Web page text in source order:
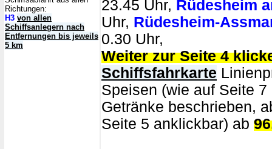
Richtungen:
H3 von allen
Schiffsanlegern nach
Entfernungen bis jeweils
5 km
23.45 Uhr, Rüdesheim
Uhr, Rüdesheim-
0.30 Uhr,
Weiter zur Seite 4
Schiffsfahrkarte
Speisen (wie auf Seite 7
Getränke beschrieben,
Seite 5 anklickbar) ab